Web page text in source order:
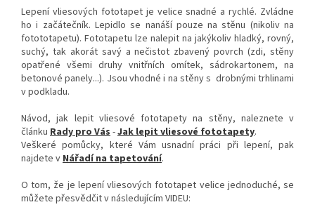
Lepení vliesových fototapet je velice snadné a rychlé. Zvládne
ho i začátečník. Lepidlo se nanáší pouze na stěnu (nikoliv na
fotototapetu). Fototapetu lze nalepit na jakýkoliv hladký, rovný,
suchý, tak akorát savý a nečistot zbavený povrch (zdi, stěny
opatřené všemi druhy vnitřních omítek, sádrokartonem, na
betonové panely...). Jsou vhodné i na stěny s drobnými trhlinami
v podkladu.
Návod, jak lepit vliesové fototapety na stěny, naleznete v
článku Rady pro Vás-Jak lepit vliesové fototapety.
Veškeré pomůcky, které Vám usnadní práci při lepení, pak
najdete vNářadí na tapetování.
O tom, že je lepení vliesových fototapet velice jednoduché, se
můžete přesvědčit v následujícím VIDEU: